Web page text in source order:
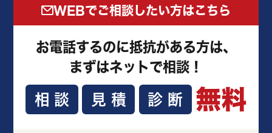
WEBでご相談したい方はこちら
お電話するのに抵抗がある方は、
まずはネットで相談！
相談 見積 診断 無料